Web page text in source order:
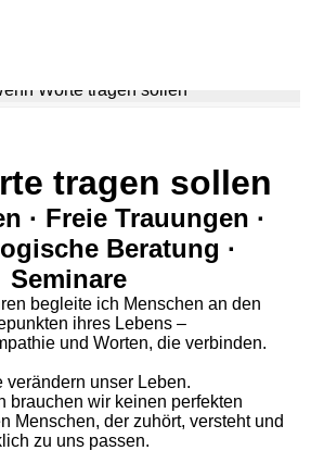
tragen sollen
· Freie Trauungen ·
Beratung ·
Seminare
begleite ich Menschen an den
ihres Lebens –
und Worten, die verbinden.
verändern unser Leben.
brauchen wir keinen perfekten
Menschen, der zuhört, versteht und
zu uns passen.